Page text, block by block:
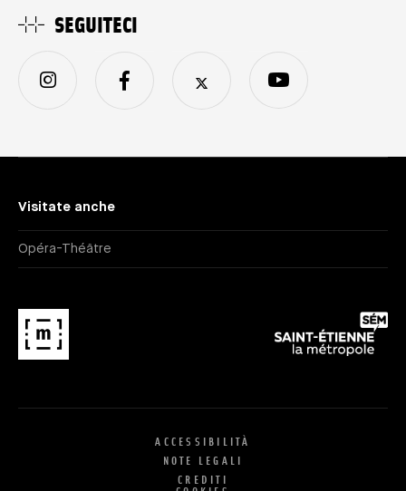
Visitate anche
Opéra-Théâtre
SEGUITECI
ACCESSIBILITÀ
NOTE LEGALI
CREDITI